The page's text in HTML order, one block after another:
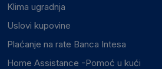
Klima ugradnja
Uslovi kupovine
Plaćanje na rate Banca Intesa
Home Assistance -Pomoć u kući